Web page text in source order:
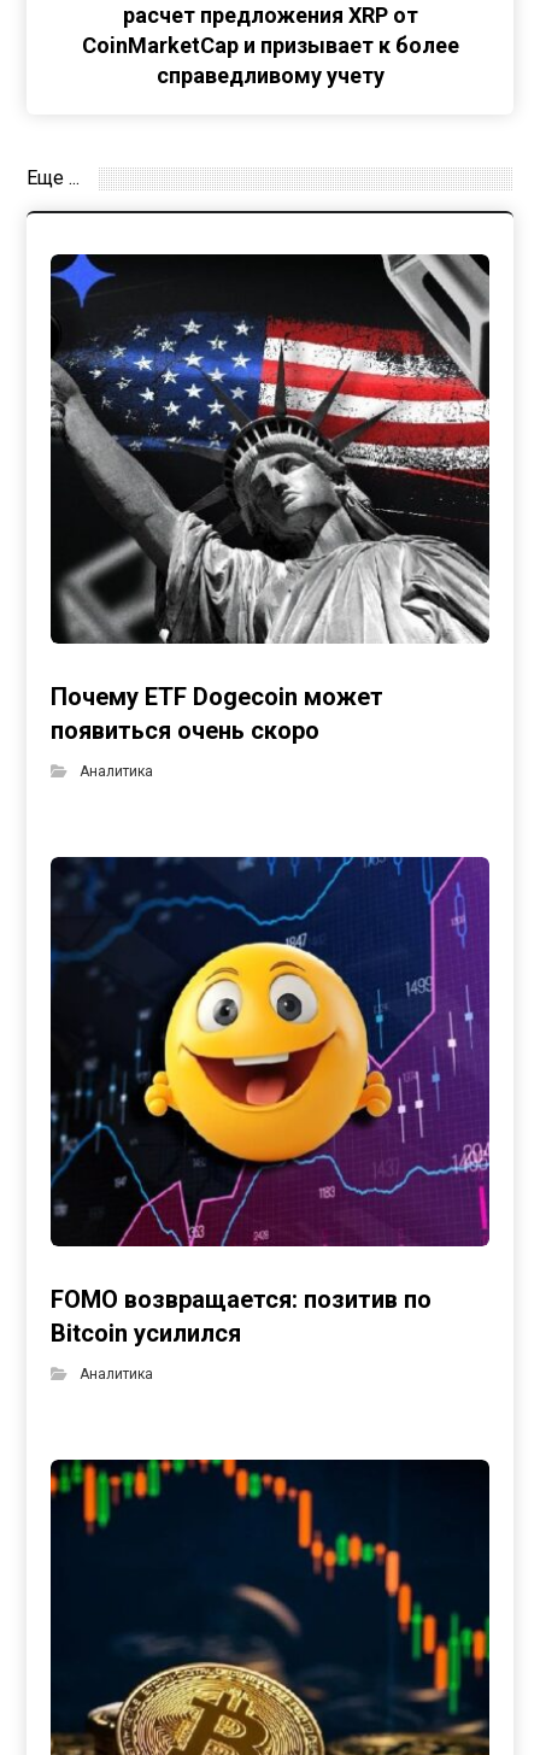
расчет предложения XRP от
CoinMarketCap и призывает к более
справедливому учету
Еще ...
Почему ETF Dogecoin может
появиться очень скоро
Аналитика
FOMO возвращается: позитив по
Bitcoin усилился
Аналитика